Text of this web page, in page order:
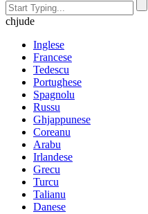
chjude
Inglese
Francese
Tedescu
Portughese
Spagnolu
Russu
Ghjappunese
Coreanu
Arabu
Irlandese
Grecu
Turcu
Talianu
Danese